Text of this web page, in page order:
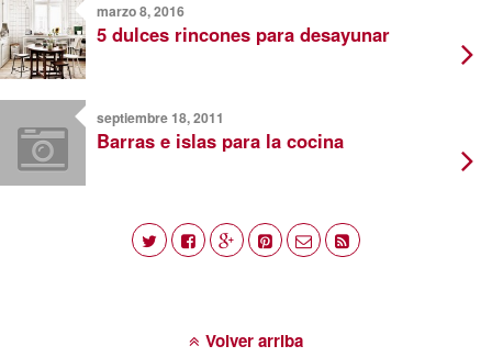
marzo 8, 2016
5 dulces rincones para desayunar
septiembre 18, 2011
Barras e islas para la cocina
Volver arriba